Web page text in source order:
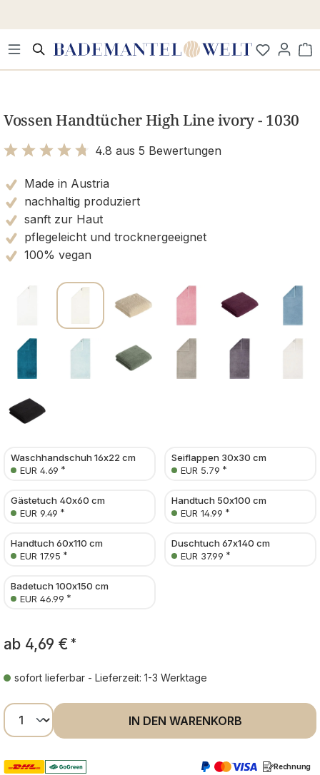
Vossen Handtücher High Line ivory - 1030
4.8 aus 5 Bewertungen
Made in Austria
nachhaltig produziert
sanft zur Haut
pflegeleicht und trocknergeeignet
100% vegan
Waschhandschuh 16x22 cm
EUR 4.69 *
Seiflappen 30x30 cm
EUR 5.79 *
Gästetuch 40x60 cm
EUR 9.49 *
Handtuch 50x100 cm
EUR 14.99 *
Handtuch 60x110 cm
EUR 17.95 *
Duschtuch 67x140 cm
EUR 37.99 *
Badetuch 100x150 cm
EUR 46.99 *
ab 4,69 € *
sofort lieferbar - Lieferzeit: 1-3 Werktage
Produkt Anzahl: Gib den gewünschten
IN DEN WARENKORB
Rechnung